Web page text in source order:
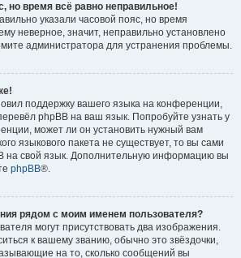
но время всё равно неправильное!
указали часовой пояс, но время
неверное, значит, неправильно установлено
администратора для устранения проблемы.
поддержку вашего языка на конференции,
phpBB на ваш язык. Попробуйте узнать у
может ли он установить нужный вам
языкового пакета не существует, то вы сами
на свой язык. Дополнительную информацию вы
phpBB®.
рядом с моим именем пользователя?
могут присутствовать два изображения.
к вашему званию, обычно это звёздочки,
на то, сколько сообщений вы